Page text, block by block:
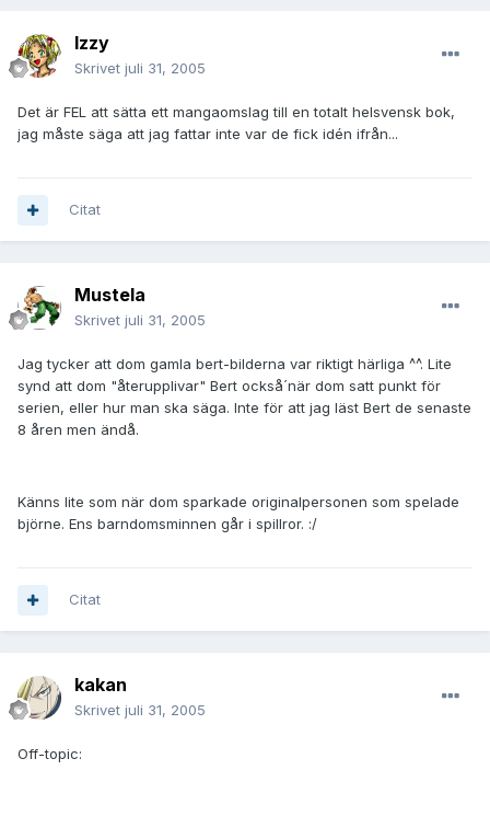
Izzy
Skrivet juli 31, 2005
Det är FEL att sätta ett mangaomslag till en totalt helsvensk bok,
jag måste säga att jag fattar inte var de fick idén ifrån...
Citat
Mustela
Skrivet juli 31, 2005
Jag tycker att dom gamla bert-bilderna var riktigt härliga ^^. Lite
synd att dom "återupplivar" Bert också´när dom satt punkt för
serien, eller hur man ska säga. Inte för att jag läst Bert de senaste
8 åren men ändå.
Känns lite som när dom sparkade originalpersonen som spelade
björne. Ens barndomsminnen går i spillror. :/
Citat
kakan
Skrivet juli 31, 2005
Off-topic: